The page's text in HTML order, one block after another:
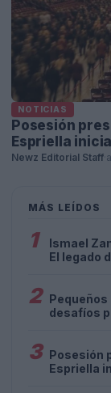
NOTICIAS
Posesión
Espriella
Newz Editorial Staff
MÁS LEÍDOS
1
Ismael
El legado
2
desafíos
3 Posesión
Espriella